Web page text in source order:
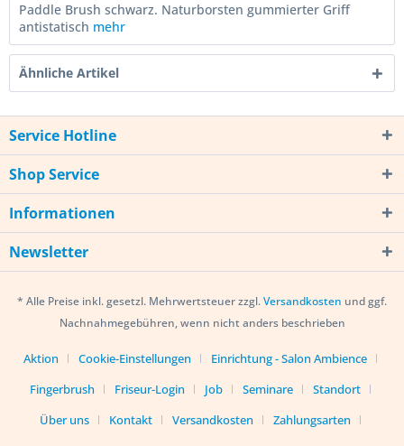
Paddle Brush schwarz. Naturborsten gummierter Griff
antistatisch mehr
Ähnliche Artikel
Service Hotline
Shop Service
Informationen
Newsletter
* Alle Preise inkl. gesetzl. Mehrwertsteuer zzgl.Versandkosten und ggf.
Nachnahmegebühren, wenn nicht anders beschrieben
Aktion Cookie-Einstellungen
Einrichtung - Salon Ambience
Fingerbrush
Friseur-Login Job Seminare
Standort
Über uns
Kontakt Versandkosten
Zahlungsarten